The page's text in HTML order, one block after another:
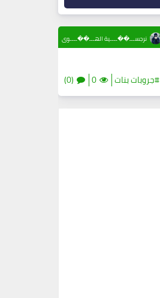
#جروبات بنات 0
(0)
نرجســـ��ــــية الهـــ��ــــوى